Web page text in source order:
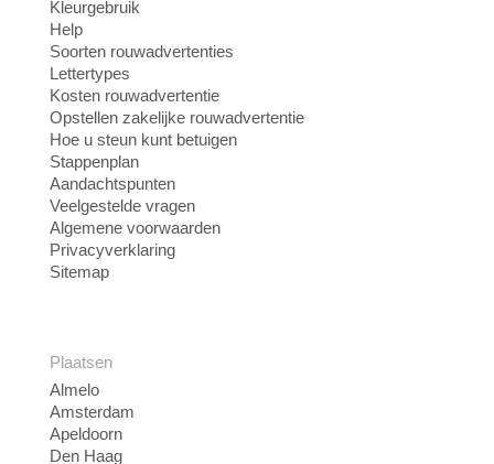
Kleurgebruik
Help
Soorten rouwadvertenties
Lettertypes
Kosten rouwadvertentie
Opstellen zakelijke rouwadvertentie
Hoe u steun kunt betuigen
Stappenplan
Aandachtspunten
Veelgestelde vragen
Algemene voorwaarden
Privacyverklaring
Sitemap
Plaatsen
Almelo
Amsterdam
Apeldoorn
Den Haag